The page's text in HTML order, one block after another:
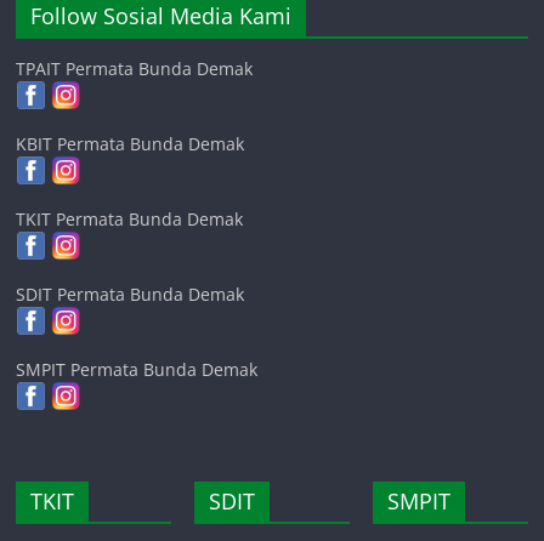
Follow Sosial Media Kami
TPAIT Permata Bunda Demak
KBIT Permata Bunda Demak
TKIT Permata Bunda Demak
SDIT Permata Bunda Demak
SMPIT Permata Bunda Demak
TKIT SDIT SMPIT